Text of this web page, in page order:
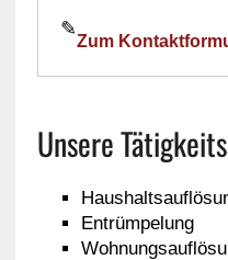
✎
Zum
Unsere
Entrümpelung